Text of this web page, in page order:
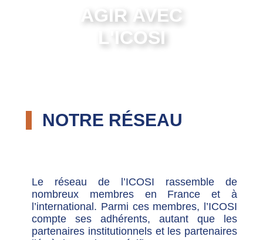
AGIR AVEC
L'ICOSI
NOTRE RÉSEAU
Le réseau de l’ICOSI rassemble de
nombreux membres en France et à
l’international. Parmi ces membres, l’ICOSI
compte ses adhérents, autant que les
partenaires institutionnels et les partenaires